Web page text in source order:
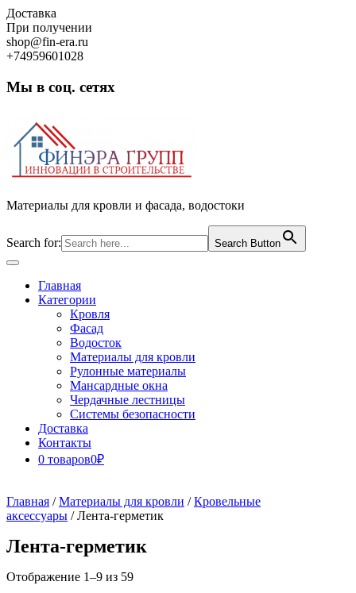
Skip
to
content
Доставка
При получении
shop@fin-era.ru
+74959601028
Мы в соц. сетях
Материалы для кровли и фасада, водостоки
Search for: Search Button
Open
ButtonГлавная
Категории
Кровля
Фасад
Водосток
Материалы для кровли
Рулонные материалы
Мансардные окна
Чердачные лестницы
Системы безопасности
Доставка
Контакты
0 товаров0₽
Button
Главная /Материалы для кровли /Кровельные
аксессуары / Лента-герметик
Лента-герметик
Отображение 1–9 из 59